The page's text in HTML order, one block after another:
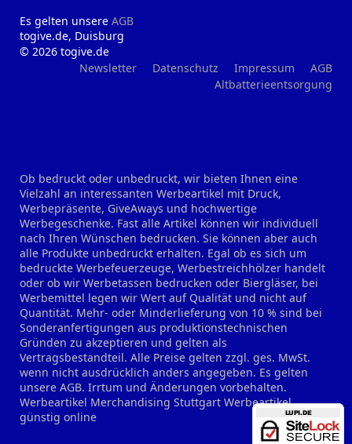
Es gelten unsere AGB
togive.de, Duisburg
© 2026 togive.de
Newsletter
Datenschutz Impressum
AGB
Altbatterieentsorgung
Ob bedruckt oder unbedruckt, wir bieten Ihnen eine
Vielzahl an interessanten Werbeartikel mit Druck,
Werbepräsente, GiveAways und hochwertige
Werbegeschenke. Fast alle Artikel können wir individuell
nach Ihren Wünschen bedrucken. Sie können aber auch
alle Produkte unbedruckt erhalten. Egal ob es sich um
bedruckte Werbefeuerzeuge, Werbestreichhölzer handelt
oder ob wir Werbetassen bedrucken oder Biergläser, bei
Werbemittel legen wir Wert auf Qualität und nicht auf
Quantität. Mehr- oder Minderlieferung von 10 % sind bei
Sonderanfertigungen aus produktionstechnischen
Gründen zu akzeptieren und gelten als
Vertragsbestandteil. Alle Preise gelten zzgl. ges. MwSt.
wenn nicht ausdrücklich anders angegeben. Es gelten
unsere AGB. Irrtum und Änderungen vorbehalten.
Werbeartikel Merchandising Stuttgart Werbeartikel
günstig online